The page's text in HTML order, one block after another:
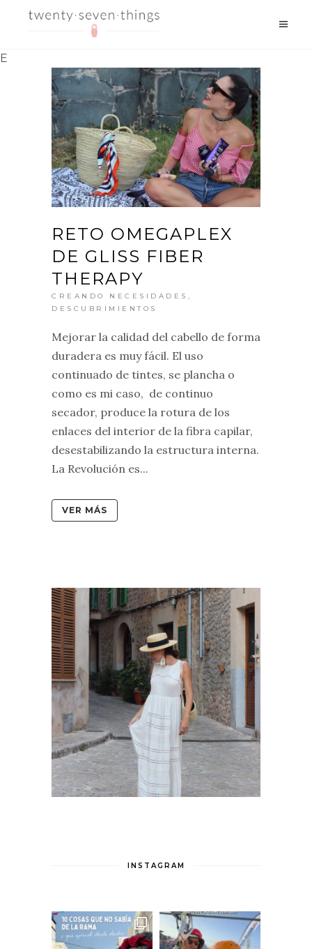
E
RETO OMEGAPLEX
DE GLISS FIBER
THERAPY
CREANDO NECESIDADES ,
DESCUBRIMIENTOS
Mejorar la calidad del cabello de forma
duradera es muy fácil. El uso
continuado de tintes, se plancha o
como es mi caso, de continuo
secador, produce la rotura de los
enlaces del interior de la fibra capilar,
desestabilizando la estructura interna.
La Revolución es...
VER MÁS
INSTAGRAM